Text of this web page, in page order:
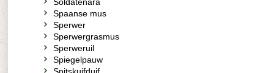
Spaanse mus
Sperwer
Sperwergrasmus
Sperweruil
Spiegelpauw